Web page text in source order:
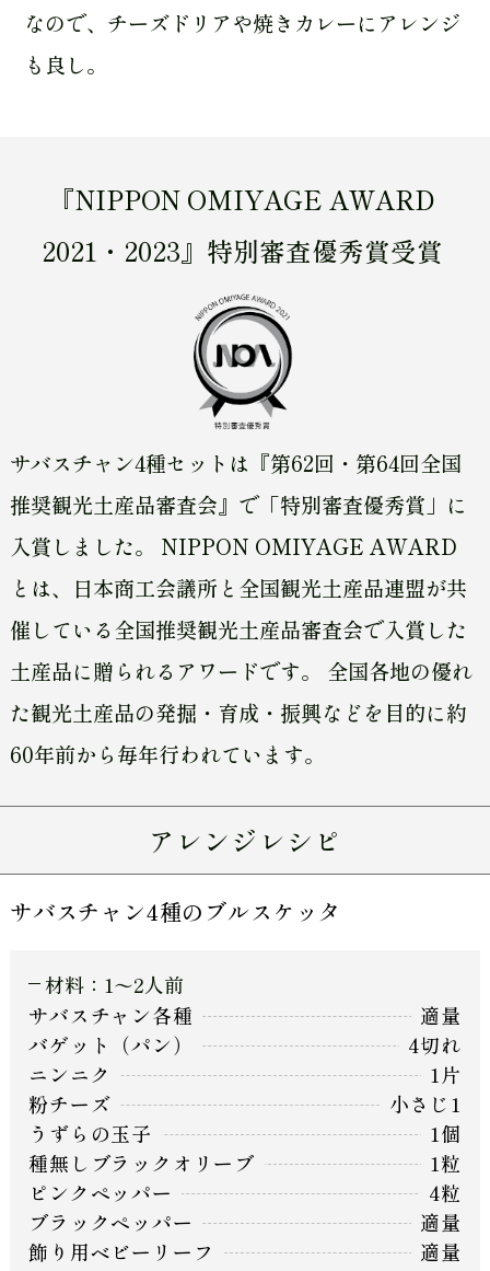
なので、チーズドリアや焼きカレーにアレンジ
も良し。
『NIPPON OMIYAGE AWARD
2021・2023』特別審査優秀賞受賞
サバスチャン4種セットは『第62回・第64回全国
推奨観光土産品審査会』で「特別審査優秀賞」に
入賞しました。 NIPPON OMIYAGE AWARD
とは、日本商工会議所と全国観光土産品連盟が共
催している全国推奨観光土産品審査会で入賞した
土産品に贈られるアワードです。 全国各地の優れ
た観光土産品の発掘・育成・振興などを目的に約
60年前から毎年行われています。
アレンジレシピ
サバスチャン4種のブルスケッタ
材料：1〜2人前
サバスチャン各種
適量
バゲット（パン）
4切れ
ニンニク
1片
粉チーズ
小さじ1
うずらの玉子
1個
種無しブラックオリーブ
1粒
ピンクペッパー
4粒
ブラックペッパー
適量
飾り用ベビーリーフ
適量